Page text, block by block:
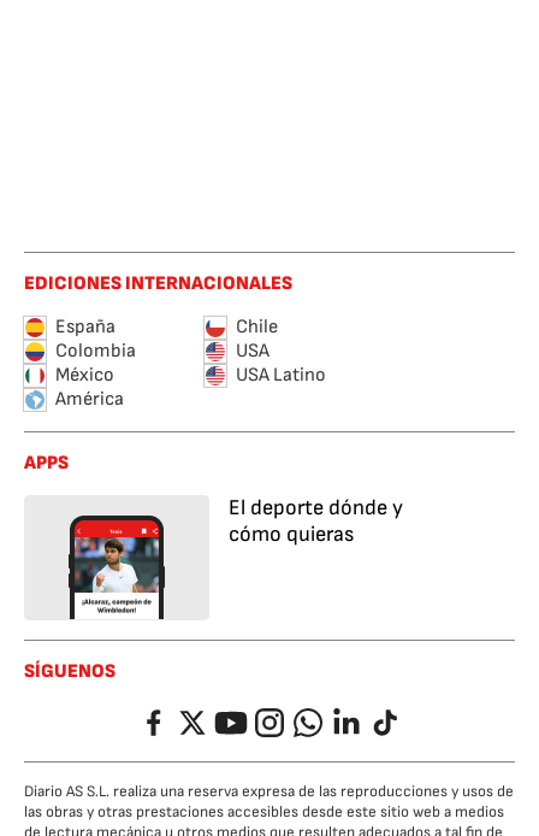
EDICIONES INTERNACIONALES
España
Chile
Colombia
USA
México
USA Latino
América
APPS
El deporte dónde y
cómo quieras
SÍGUENOS
FacebookTwitterYouTubeInstagramWhatsappLinkedIn
TikTok
Diario AS S.L. realiza una reserva expresa de las reproducciones y usos de
las obras y otras prestaciones accesibles desde este sitio web a medios